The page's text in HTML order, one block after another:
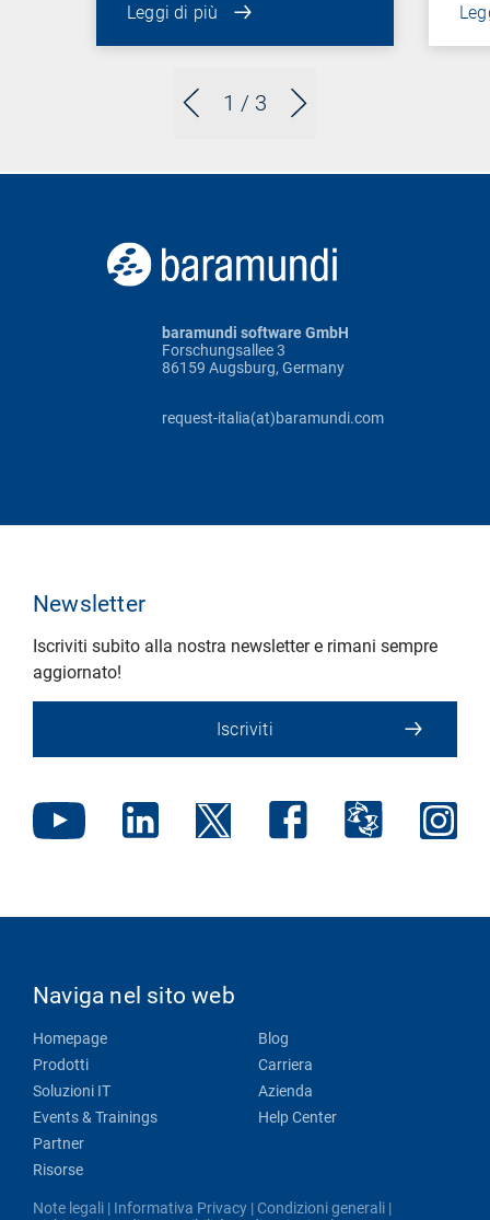
1 / 3
Leggi di più
baramundi software GmbH
Forschungsallee 3
86159 Augsburg, Germany
request-italia(at)baramundi.com
Newsletter
Iscriviti subito alla nostra newsletter e rimani sempre
aggiornato!
Iscriviti
Naviga nel sito web
Homepage
Prodotti
Soluzioni IT
Events & Trainings
Partner
Risorse
Blog
Carriera
Azienda
Help Center
Note legali | Informativa Privacy | Condizioni generali |